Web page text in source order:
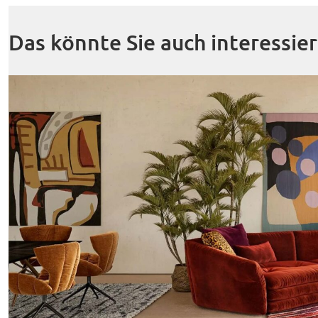
Das könnte Sie auch